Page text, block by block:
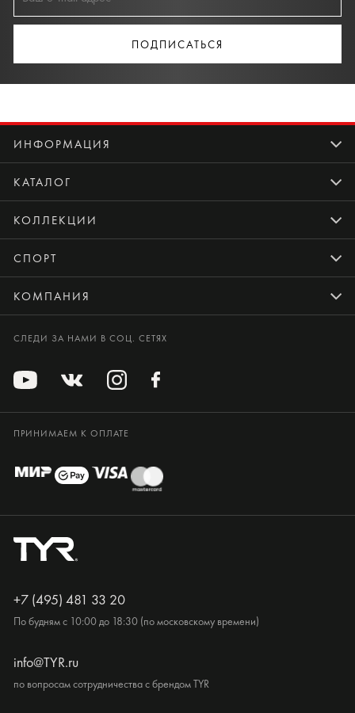
ПОДПИСАТЬСЯ
ИНФОРМАЦИЯ
КАТАЛОГ
КОЛЛЕКЦИИ
СПОРТ
КОМПАНИЯ
СЛЕДИ ЗА НАМИ В СОЦ. СЕТЯХ
ПРИНИМАЕМ К ОПЛАТЕ
+7 (495) 481 33 20
По будням с 10:00 до 18:30 (по московскому времени)
info@TYR.ru
по вопросам сотрудничества с брендом TYR